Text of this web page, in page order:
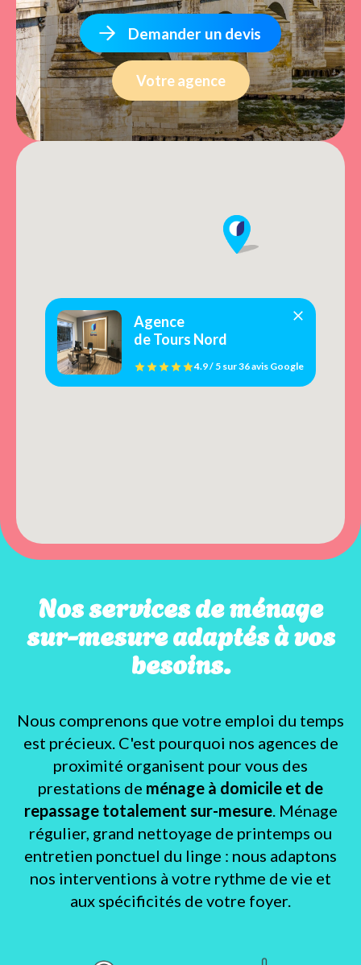
Demander un devis
Votre agence
Agence
de Tours Nord
4.9 / 5 sur36 avis Google
Nos services de ménage
sur-mesure adaptés à vos
besoins.
Nous comprenons que votre emploi du temps
est précieux. C'est pourquoi nos agences de
proximité organisent pour vous des
prestations de ménage à domicile et de
repassage totalement sur-mesure. Ménage
régulier, grand nettoyage de printemps ou
entretien ponctuel du linge : nous adaptons
nos interventions à votre rythme de vie et
aux spécificités de votre foyer.